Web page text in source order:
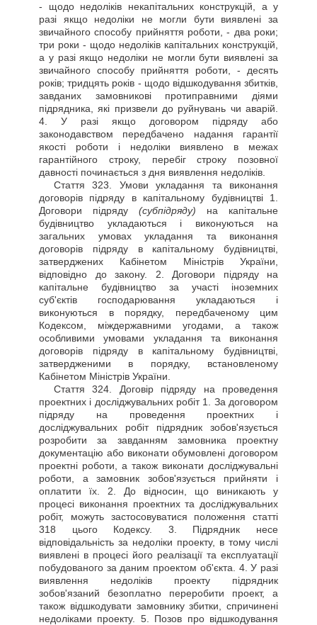
- щодо недоліків некапітальних конструкцій, а у
разі якщо недоліки не могли бути виявлені за
звичайного способу прийняття роботи, - два роки;
три роки - щодо недоліків капітальних конструкцій,
а у разі якщо недоліки не могли бути виявлені за
звичайного способу прийняття роботи, - десять
років; тридцять років - щодо відшкодування збитків,
завданих замовникові протиправними діями
підрядника, які призвели до руйнувань чи аварій.
4. У разі якщо договором підряду або
законодавством передбачено надання гарантії
якості роботи і недоліки виявлено в межах
гарантійного строку, перебіг строку позовної
давності починається з дня виявлення недоліків.
Стаття 323. Умови укладання та виконання
договорів підряду в капітальному будівництві 1.
Договори підряду (субпідряду) на капітальне
будівництво укладаються і виконуються на
загальних умовах укладання та виконання
договорів підряду в капітальному будівництві,
затверджених Кабінетом Міністрів України,
відповідно до закону. 2. Договори підряду на
капітальне будівництво за участі іноземних
суб'єктів господарювання укладаються і
виконуються в порядку, передбаченому цим
Кодексом, міждержавними угодами, а також
особливими умовами укладання та виконання
договорів підряду в капітальному будівництві,
затвердженими в порядку, встановленому
Кабінетом Міністрів України.
Стаття 324. Договір підряду на проведення
проектних і досліджувальних робіт 1. За договором
підряду на проведення проектних і
досліджувальних робіт підрядник зобов'язується
розробити за завданням замовника проектну
документацію або виконати обумовлені договором
проектні роботи, а також виконати досліджувальні
роботи, а замовник зобов'язується прийняти і
оплатити їх. 2. До відносин, що виникають у
процесі виконання проектних та досліджувальних
робіт, можуть застосовуватися положення статті
318 цього Кодексу. 3. Підрядник несе
відповідальність за недоліки проекту, в тому числі
виявлені в процесі його реалізації та експлуатації
побудованого за даним проектом об'єкта. 4. У разі
виявлення недоліків проекту підрядник
зобов'язаний безоплатно переробити проект, а
також відшкодувати замовнику збитки, спричинені
недоліками проекту. 5. Позов про відшкодування